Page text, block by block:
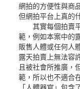
網拍的方便性與商
但網拍平台上真的
其實每個拍賣平
範，例如本案中的
販售人體或任何人
露天拍賣上無法容
且被社會所推廣，
範，所以也不適合